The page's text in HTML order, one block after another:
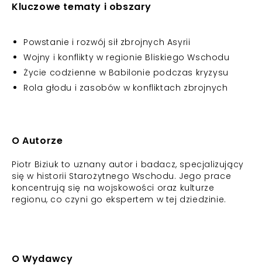
Kluczowe tematy i obszary
Powstanie i rozwój sił zbrojnych Asyrii
Wojny i konflikty w regionie Bliskiego Wschodu
Życie codzienne w Babilonie podczas kryzysu
Rola głodu i zasobów w konfliktach zbrojnych
O Autorze
Piotr Biziuk to uznany autor i badacz, specjalizujący
się w historii Starożytnego Wschodu. Jego prace
koncentrują się na wojskowości oraz kulturze
regionu, co czyni go ekspertem w tej dziedzinie.
O Wydawcy